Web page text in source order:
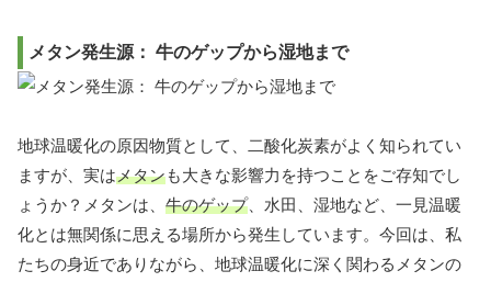
メタン発生源： 牛のゲップから湿地まで
地球温暖化の原因物質として、二酸化炭素がよく知られてい
ますが、実はメタンも大きな影響力を持つことをご存知でし
ょうか？メタンは、 牛のゲップ、水田、湿地など、一見温暖
化とは無関係に思える場所から発生しています。今回は、私
たちの身近でありながら、地球温暖化に深く関わるメタンの